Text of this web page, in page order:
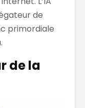
de
primordiale
de la